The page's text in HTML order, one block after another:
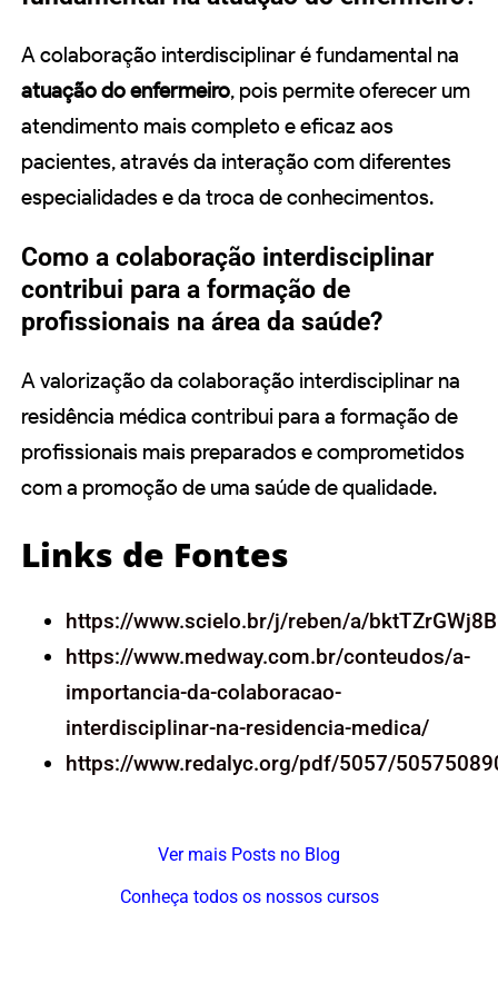
A colaboração interdisciplinar é fundamental na
atuação do enfermeiro, pois permite oferecer um
atendimento mais completo e eficaz aos
pacientes, através da interação com diferentes
especialidades e da troca de conhecimentos.
Como a colaboração interdisciplinar
contribui para a formação de
profissionais na área da saúde?
A valorização da colaboração interdisciplinar na
residência médica contribui para a formação de
profissionais mais preparados e comprometidos
com a promoção de uma saúde de qualidade.
Links de Fontes
https://www.scielo.br/j/reben/a/
https://www.medway.com.br/conteudos/a-
importancia-da-colaboracao-
interdisciplinar-na-residencia-medica/
https://www.redalyc.org/pdf/5057/
Ver mais Posts no Blog
Conheça todos os nossos cursos